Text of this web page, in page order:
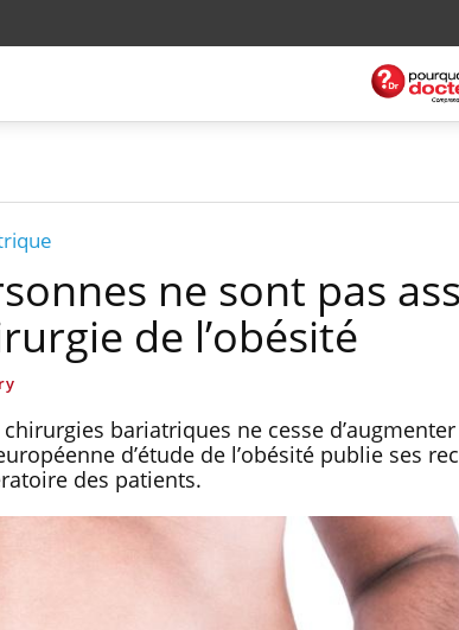
ne sont pas
de l’obésité
bariatriques ne cesse
d’étude de l’obésité publie ses
des patients.